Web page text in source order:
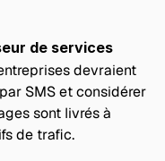
de services
devraient
SMS et considérer
sont livrés à
de trafic.